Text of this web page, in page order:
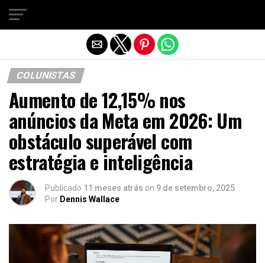
COLUNISTAS
Aumento de 12,15% nos
anúncios da Meta em 2026: Um
obstáculo superável com
estratégia e inteligência
Publicado 11 meses atrás on 9 de setembro, 2025
Por Dennis Wallace